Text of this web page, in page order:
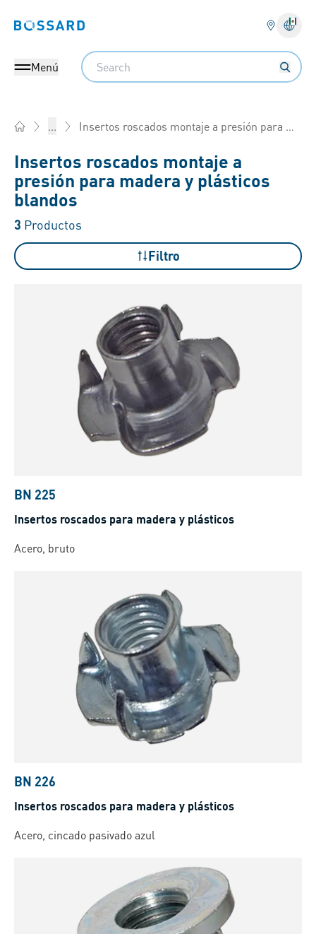
Bossard homepage
Menú
Search
... Insertos roscados montaje a presión para madera y plásticos blandos
Insertos roscados montaje a
presión para madera y plásticos
blandos
3 Productos
Filtro
BN 225
Insertos roscados para madera y plásticos
Acero, bruto
BN 226
Insertos roscados para madera y plásticos
Acero, cincado pasivado azul